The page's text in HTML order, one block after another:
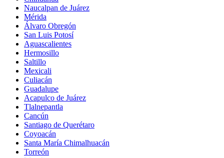
Naucalpan de Juárez
Mérida
Álvaro Obregón
San Luis Potosí
Aguascalientes
Hermosillo
Saltillo
Mexicali
Culiacán
Guadalupe
Acapulco de Juárez
Tlalnepantla
Cancún
Santiago de Querétaro
Coyoacán
Santa María Chimalhuacán
Torreón